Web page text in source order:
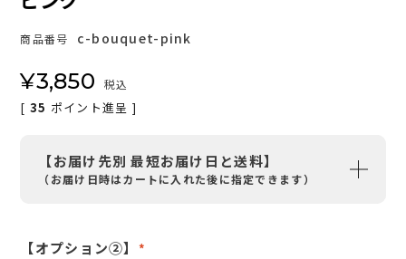
商品番号 c-bouquet-pink
¥3,850 税込
[ 35 ポイント進呈 ]
【お届け先別 最短お届け日と送料】
（お届け日時はカートに入れた後に指定できます）
【オプション②】